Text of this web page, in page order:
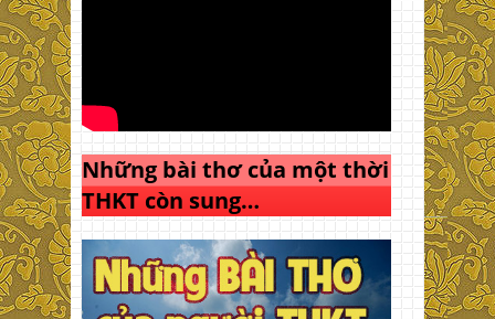
Những bài thơ của một thời
THKT còn sung…